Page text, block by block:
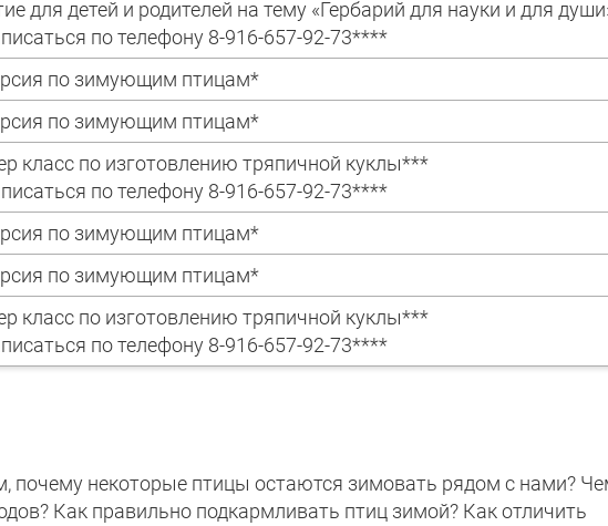
для детей и родителей на тему «Гербарий для науки и для
по телефону 8-916-657-92-73****
по зимующим птицам*
по зимующим птицам*
класс по изготовлению тряпичной куклы***
по телефону 8-916-657-92-73****
по зимующим птицам*
по зимующим птицам*
класс по изготовлению тряпичной куклы***
по телефону 8-916-657-92-73****
почему некоторые птицы остаются зимовать рядом с нами?
Как правильно подкармливать птиц зимой? Как отличить